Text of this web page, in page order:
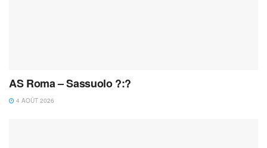
AS Roma – Sassuolo ?:?
4 AOÛT 2026